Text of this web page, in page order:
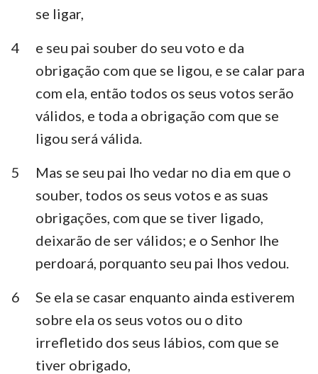
Miquéias
Habacuque
Ageu Zacarias
Malaquias
se ligar,
4
e seu pai souber do seu voto e da
obrigação com que se ligou, e se calar para
com ela, então todos os seus votos serão
válidos, e toda a obrigação com que se
ligou será válida.
5
Mas se seu pai lho vedar no dia em que o
souber, todos os seus votos e as suas
obrigações, com que se tiver ligado,
deixarão de ser válidos; e o Senhor lhe
perdoará, porquanto seu pai lhos vedou.
6
Se ela se casar enquanto ainda estiverem
sobre ela os seus votos ou o dito
irrefletido dos seus lábios, com que se
tiver obrigado,